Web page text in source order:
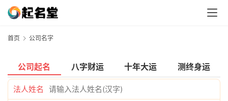
首页 公司名字
公司起名 八字财运 十年大运 测终身运
法人姓名